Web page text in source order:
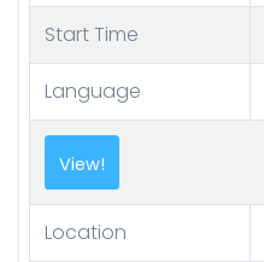
Start Time
Language
View!
Location